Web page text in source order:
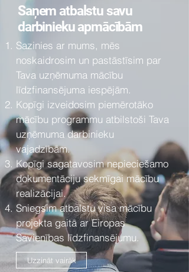
Saņem atbalstu savu
darbinieku apmācībām
Sazinies ar mums, mēs
noskaidrosim un pastāstīsim par
Tava uzņēmuma mācību
līdzfinansējuma iespējām.
Kopīgi izveidosim piemērotāko
mācību programmu atbilstoši Tava
uzņēmuma darbinieku
vajadzībām.
Kopīgi sagatavosim nepieciešamo
dokumentāciju sekmīgai mācību
realizācijai.
Sniegsim atbalstu visa mācību
projekta gaitā ar Eiropas
Savienības līdzfinansējumu.
Uzzināt vairāk